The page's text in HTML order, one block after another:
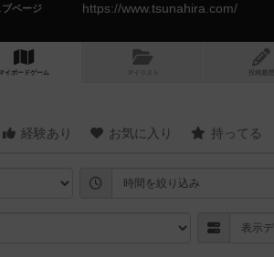
ブページ https://www.tsunahira.com/
マイボードゲーム マイリスト 投稿履歴
経験あり お気に入り 持ってる